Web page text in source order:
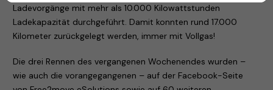
Ladevorgänge mit mehr als 10.000 Kilowattstunden
Ladekapazität durchgeführt. Damit konnten rund 17.000
Kilometer zurückgelegt werden, immer mit Vollgas!
Die drei Rennen des vergangenen Wochenendes wurden –
wie auch die vorangegangenen – auf der Facebook-Seite